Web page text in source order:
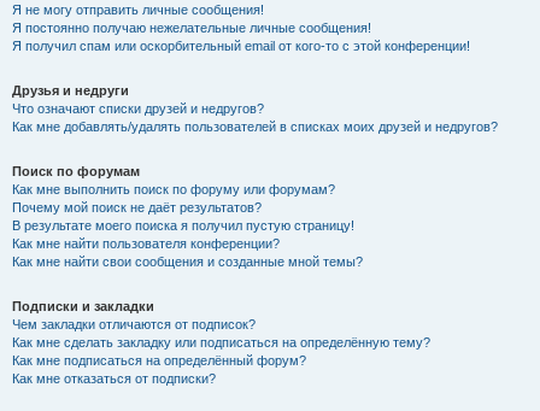
Я не могу отправить личные сообщения!
Я постоянно получаю нежелательные личные сообщения!
Я получил спам или оскорбительный email от кого-то с этой конференции!
Друзья и недруги
Что означают списки друзей и недругов?
Как мне добавлять/удалять пользователей в списках моих друзей и недругов?
Поиск по форумам
Как мне выполнить поиск по форуму или форумам?
Почему мой поиск не даёт результатов?
В результате моего поиска я получил пустую страницу!
Как мне найти пользователя конференции?
Как мне найти свои сообщения и созданные мной темы?
Подписки и закладки
Чем закладки отличаются от подписок?
Как мне сделать закладку или подписаться на определённую тему?
Как мне подписаться на определённый форум?
Как мне отказаться от подписки?